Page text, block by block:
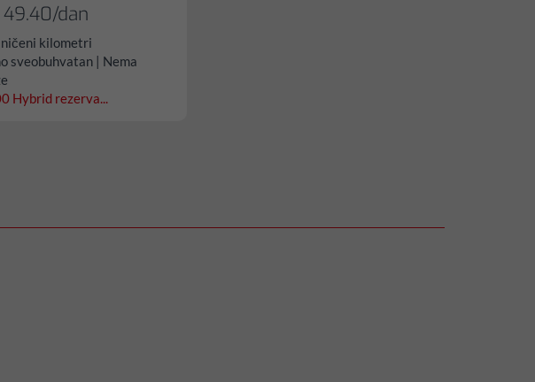
dan
kilometri
sveobuhvatan | Nema
Hybrid rezerva...